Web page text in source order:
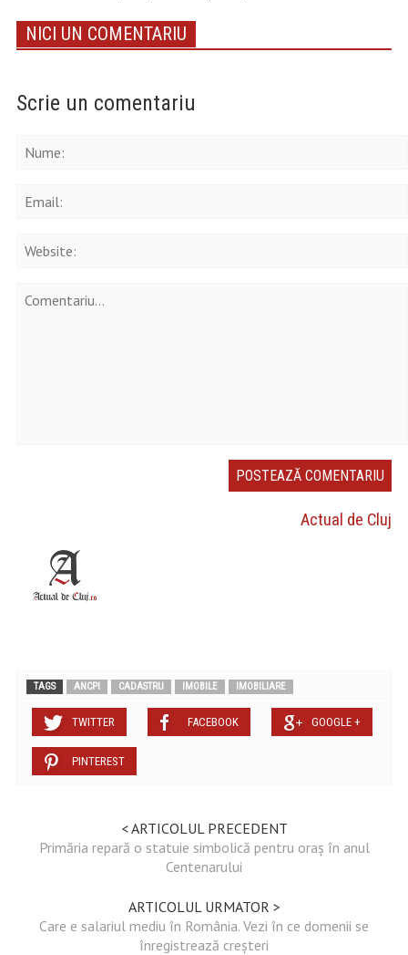
NICI UN COMENTARIU
Scrie un comentariu
Actual de Cluj
TAGS ANCPI CADASTRU IMOBILE IMOBILIARE
TWITTER FACEBOOK GOOGLE +
PINTEREST
< ARTICOLUL PRECEDENT
Primăria repară o statuie simbolică pentru oraș în anul
Centenarului
ARTICOLUL URMATOR >
Care e salariul mediu în România. Vezi în ce domenii se
înregistrează creşteri